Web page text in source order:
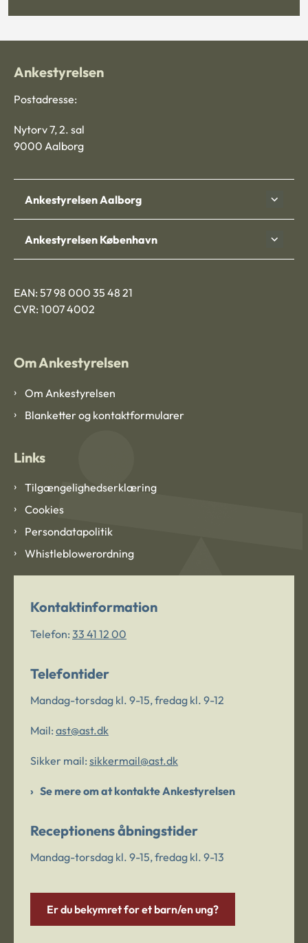
Ankestyrelsen
Postadresse:
Nytorv 7, 2. sal
9000 Aalborg
Ankestyrelsen Aalborg
Ankestyrelsen København
EAN: 57 98 000 35 48 21
CVR: 1007 4002
Om Ankestyrelsen
Om Ankestyrelsen
Blanketter og kontaktformularer
Links
Tilgængelighedserklæring
Cookies
Persondatapolitik
Whistleblowerordning
Kontaktinformation
Telefon: 33 41 12 00
Telefontider
Mandag-torsdag kl. 9-15, fredag kl. 9-12
Mail: ast@ast.dk
Sikker mail: sikkermail@ast.dk
Se mere om at kontakte Ankestyrelsen
Receptionens åbningstider
Mandag-torsdag kl. 9-15, fredag kl. 9-13
Er du bekymret for et barn/en ung?